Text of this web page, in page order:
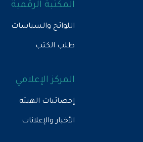
المكتبة الرقمية
اللوائح والسياسات
طلب الكتب
المركز الإعلامي
إحصائيات الهيئة
الأخبار والإعلانات